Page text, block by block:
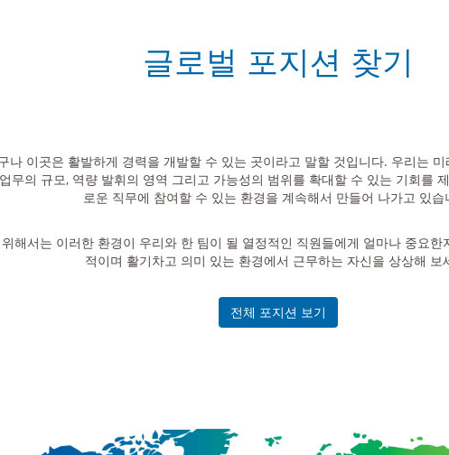
글로벌 포지션 찾기
나 이곳은 활발하게 경력을 개발할 수 있는 곳이라고 말할 것입니다. 우리는
무의 규모, 역량 발휘의 영역 그리고 가능성의 범위를 확대할 수 있는 기회를
로운 직무에 참여할 수 있는 환경을 계속해서 만들어 나가고 있습
해서는 이러한 환경이 우리와 한 팀이 될 열정적인 직원들에게 얼마나 중요
적이며 활기차고 의미 있는 환경에서 근무하는 자신을 상상해 보
전체 포지션 보기